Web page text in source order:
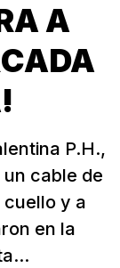
A
P.H.,
cable de
y a
en la